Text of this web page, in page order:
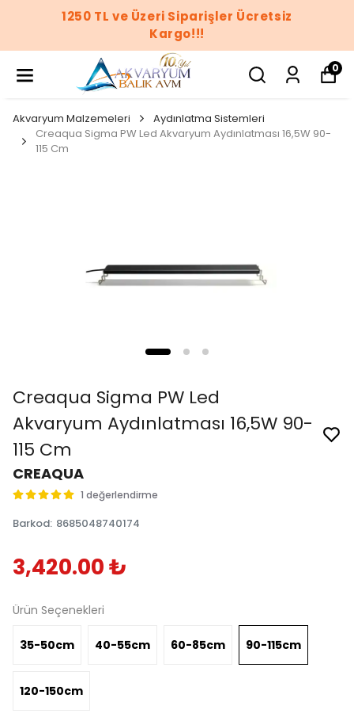
1250 TL ve Üzeri Siparişler Ücretsiz
Kargo!!!
0
Akvaryum Malzemeleri
Aydınlatma Sistemleri
Creaqua Sigma PW Led Akvaryum Aydınlatması 16,5W 90-
115 Cm
Creaqua Sigma PW Led
Akvaryum Aydınlatması 16,5W 90-
115 Cm
CREAQUA
1 değerlendirme
Barkod: 8685048740174
3,420.00 ₺
Ürün Seçenekleri
35-50cm 40-55cm 60-85cm 90-115cm
120-150cm